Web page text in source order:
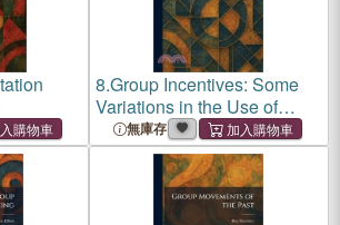
8.Group Incentives: Some
Variations in the Use of
Group Bonus and Gang
Piece Work
無庫存